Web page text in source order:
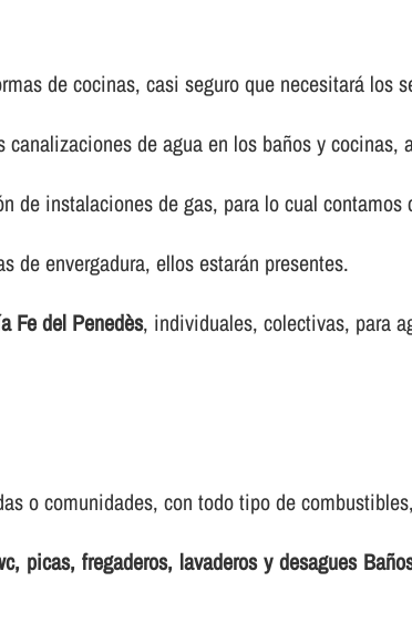
de cocinas, casi seguro que necesitará los
canalizaciones de agua en los baños y
de instalaciones de gas, para lo cual contamos
de envergadura, ellos estarán presentes.
Fe del Penedès, individuales, colectivas, para
o comunidades, con todo tipo de
picas, fregaderos, lavaderos y desagues